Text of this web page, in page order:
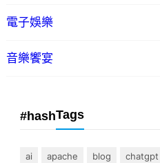
電子娛樂
音樂饗宴
#hashTags
ai apache blog chatgpt